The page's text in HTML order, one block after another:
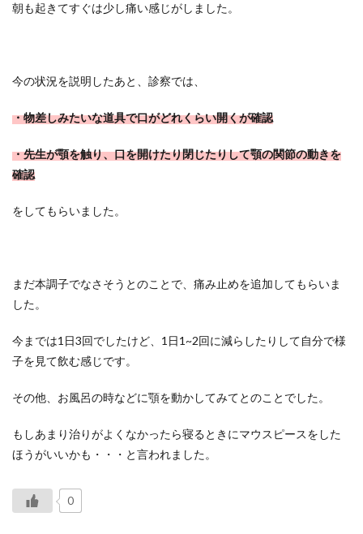
朝も起きてすぐは少し痛い感じがしました。
今の状況を説明したあと、診察では、
・物差しみたいな道具で口がどれくらい開くが確認
・先生が顎を触り、口を開けたり閉じたりして顎の関節の動きを
確認
をしてもらいました。
まだ本調子でなさそうとのことで、痛み止めを追加してもらいま
した。
今までは1日3回でしたけど、1日1~2回に減らしたりして自分で様
子を見て飲む感じです。
その他、お風呂の時などに顎を動かしてみてとのことでした。
もしあまり治りがよくなかったら寝るときにマウスピースをした
ほうがいいかも・・・と言われました。
0